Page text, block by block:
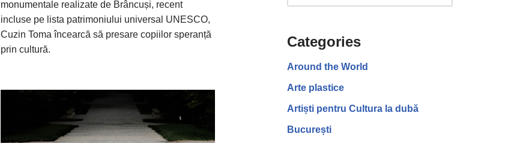
monumentale realizate de Brâncuși, recent
incluse pe lista patrimoniului universal UNESCO,
Cuzin Toma încearcă să presare copiilor speranță
prin cultură.
Categories
Around the World
Arte plastice
Artiști pentru Cultura la dubă
București